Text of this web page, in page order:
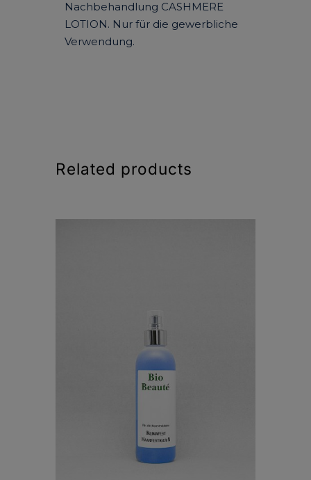
Nachbehandlung CASHMERE
LOTION. Nur für die gewerbliche
Verwendung.
Related products